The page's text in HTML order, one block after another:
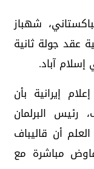
شهباز
عقد جولة ثانية
إسلام آباد.
إيرانية بأن
رئيس البرلمان
أن قاليباف
مباشرة مع